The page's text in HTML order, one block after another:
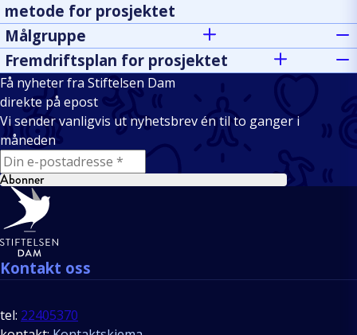
metode for prosjektet
Målgruppe
Fremdriftsplan for prosjektet
Få nyheter fra Stiftelsen Dam
direkte på epost
Vi sender vanligvis ut nyhetsbrev én til to ganger i
måneden
E-mail
Abonner
Bunntekst
Kontakt oss
tel: 22405370